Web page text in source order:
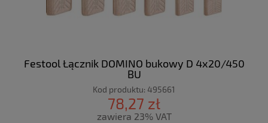
Festool Łącznik DOMINO bukowy D 4x20/450
BU
Kod produktu: 495661
78,27 zł
zawiera 23% VAT